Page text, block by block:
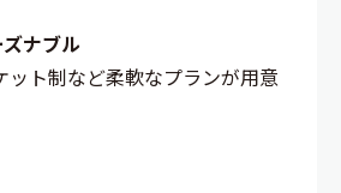
ナブル
ト制など柔軟なプランが用意